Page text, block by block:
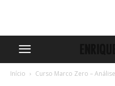
Início Curso Marco Zero –